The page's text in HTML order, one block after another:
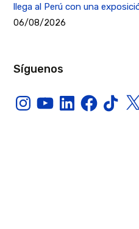
llega al Perú con una
06/08/2026
Síguenos
InstagramYouTubeLinkedInFacebook
TikTokX